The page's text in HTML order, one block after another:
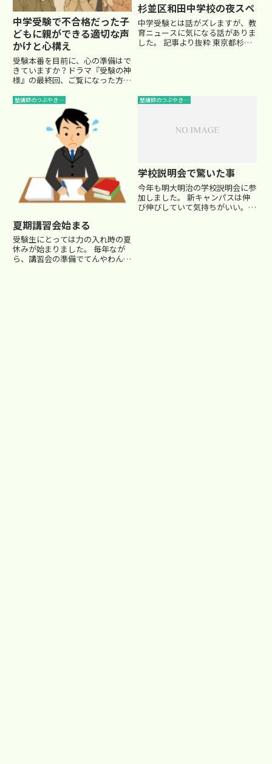
中学受験で不合格だった子
どもに親ができる適切な声
かけと心構え
受験本番を目前に、心の準備はで
きていますか？ドラマ『受験の神
様』の最終回、ご覧になった方も
シーズンを描いたこのドラマは、
親子で受験に挑む姿をリアルに描
いており、共感できる場面も多か
ったですね。入試本番、実際の
杉並区和田中学校の夜スペ
中学受験とは話がズレますが、教
育ニュースに気になる話がありま
した。 記事より抜粋 東京都杉並
塾講師のつぶやき…
夏期講習会始まる
受験生にとっては力の入れ時の夏
休みが始まりました。 毎年なが
ら、講習会の準備でてんやわんや
塾講師のつぶやき…
学校説明会で驚いた事
今年も明大明治の学校説明会に参
加しました。 新キャンパスは伸
び伸びしていて気持ちがいい。